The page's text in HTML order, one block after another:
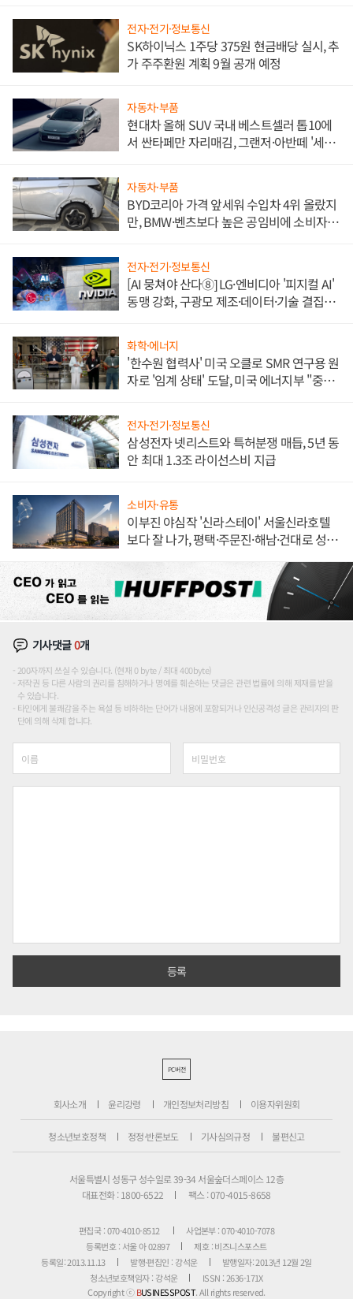
전자·전기·정보통신
SK하이닉스 1주당 375원 현금배당 실시, 추
가 주주환원 계획 9월 공개 예정
자동차·부품
현대차 올해 SUV 국내 베스트셀러 톱10에
서 싼타페만 자리매김, 그랜저·아반떼 '세단
자동차·부품
BYD코리아 가격 앞세워 수입차 4위 올랐지
만, BMW·벤츠보다 높은 공임비에 소비자
전자·전기·정보통신
[AI 뭉쳐야 산다⑧] LG·엔비디아 '피지컬 AI'
동맹 강화, 구광모 제조·데이터·기술 결집
화학·에너지
'한수원 협력사' 미국 오클로 SMR 연구용 원
자로 '임계 상태' 도달, 미국 에너지부 "중요
전자·전기·정보통신
삼성전자 넷리스트와 특허분쟁 매듭, 5년 동
안 최대 1.3조 라이선스비 지급
소비자·유통
이부진 야심작 '신라스테이' 서울신라호텔
보다 잘 나가, 평택·주문진·해남·건대로 성
기사댓글0개
200자까지 쓰실 수 있습니다. (현재 0 byte / 최대 400byte)
저작권 등 다른 사람의 권리를 침해하거나 명예를 훼손하는 댓글은 관련 법률에 의해 제재를 받을
수 있습니다.
타인에게 불쾌감을 주는 욕설 등 비하하는 단어가 내용에 포함되거나 인신공격성 글은 관리자의 판
단에 의해 삭제 합니다.
PC버전
회사소개 윤리강령 개인정보처리방침 이용자위원회
청소년보호정책 정정·반론보도 기사심의규정 불편신고
서울특별시 성동구 성수일로 39-34 서울숲더스페이스 12층
대표전화 : 1800-6522
팩스 : 070-4015-8658
편집국 : 070-4010-8512
사업본부 : 070-4010-7078
등록번호 : 서울 아 02897
제호 : 비즈니스포스트
등록일: 2013.11.13
발행·편집인 : 강석운
발행일자: 2013년 12월 2일
청소년보호책임자 : 강석운
ISSN : 2636-171X
Copyright ⓒBUSINESSPOST. All rights reserved.